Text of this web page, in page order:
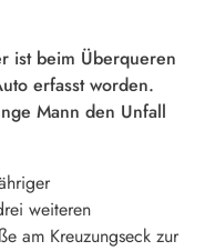
ist beim Überqueren
erfasst worden.
Mann den Unfall
weiteren
am Kreuzungseck zur